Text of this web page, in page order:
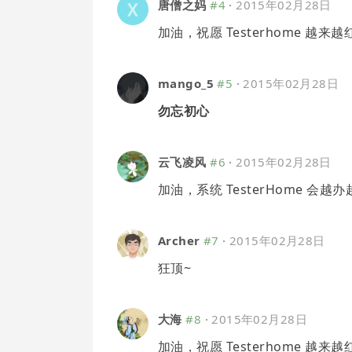
唐僧之妈 #4·2015年02月28日
加油，祝愿 Testerhome 越来越
mango_5 #5 ·2015年02月28日
勿忘初心
云飞凌风 #6 ·2015年02月28日
加油，系统 TesterHome 会越办
Archer #7 ·2015年02月28日
狂顶~
大海 #8 ·2015年02月28日
加油，祝愿 Testerhome 越来越